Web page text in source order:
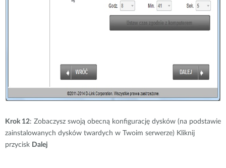
Krok 12: Zobaczysz swoją obecną konfigurację dysków (na podstawie
zainstalowanych dysków twardych w Twoim serwerze) Kliknij
przycisk Dalej